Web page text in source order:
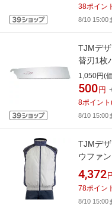
38ポイン
8/10 15:00
TJMデ
替刃1枚
1,050円(
500 円
8ポイント
8/10 15:00
TJMデ
ウファ
4,372
78ポイン
8/10 15:00